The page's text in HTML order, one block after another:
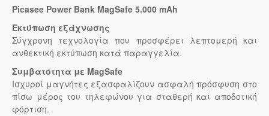
Picasee Power Bank MagSafe 5.000 mAh
Εκτύπωση εξάχνωσης
Σύγχρονη τεχνολογία που προσφέρει λεπτομερή και
ανθεκτική εκτύπωση κατά παραγγελία.
Συμβατότητα με MagSafe
Ισχυροί μαγνήτες εξασφαλίζουν ασφαλή πρόσφυση στο
πίσω μέρος του τηλεφώνου για σταθερή και αποδοτική
φόρτιση.